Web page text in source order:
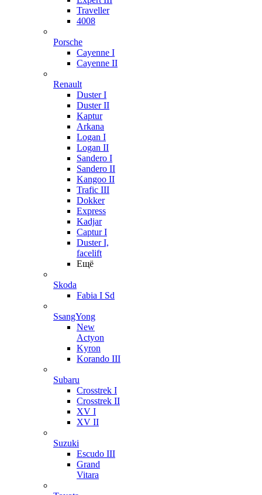
Traveller
4008
Porsche
Cayenne I
Cayenne II
Renault
Duster I
Duster II
Kaptur
Arkana
Logan I
Logan II
Sandero I
Sandero II
Kangoo II
Trafic III
Dokker
Express
Kadjar
Captur I
Duster I,
facelift
Ещё
Skoda
Fabia I Sd
SsangYong
New
Actyon
Kyron
Korando III
Subaru
Crosstrek I
Crosstrek II
XV I
XV II
Suzuki
Escudo III
Grand
Vitara